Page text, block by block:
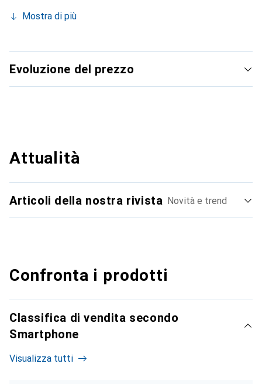
Mostra di più
Evoluzione del prezzo
Attualità
Articoli della nostra rivista Novità e trend
Confronta i prodotti
Classifica di vendita secondo
Smartphone
Visualizza tutti